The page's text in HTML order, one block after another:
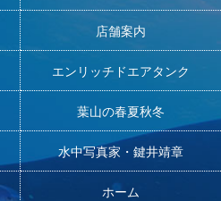
店舗案内
エンリッチドエアタンク
葉山の春夏秋冬
水中写真家・鍵井靖章
ホーム